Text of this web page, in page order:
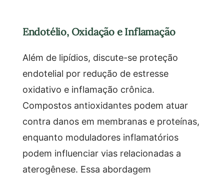
Endotélio, Oxidação e Inflamação
Além de lipídios, discute-se proteção
endotelial por redução de estresse
oxidativo e inflamação crônica.
Compostos antioxidantes podem atuar
contra danos em membranas e proteínas,
enquanto moduladores inflamatórios
podem influenciar vias relacionadas a
aterogênese. Essa abordagem